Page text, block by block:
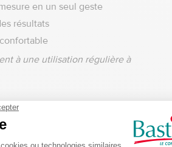
en un seul geste
résultats
à une utilisation régulière à
seniors et aux patients